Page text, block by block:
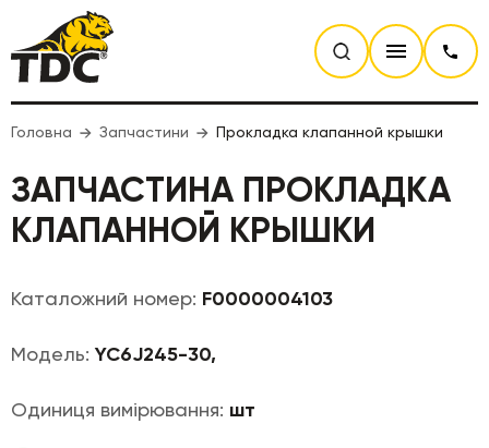
Головна Запчастини Прокладка клапанной крышки
ЗАПЧАСТИНА ПРОКЛАДКА
КЛАПАННОЙ КРЫШКИ
Каталожний номер: F0000004103
Модель: YC6J245-30,
Одиниця вимірювання: шт